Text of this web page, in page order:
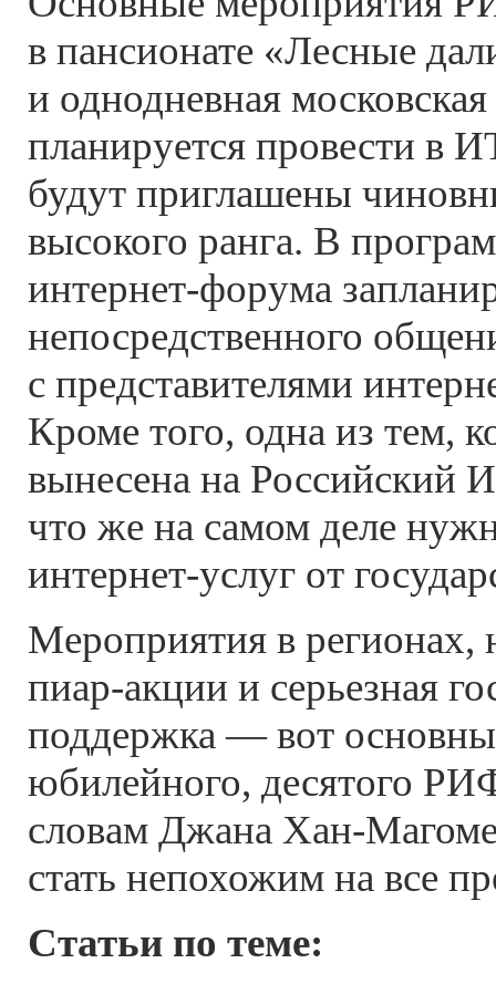
в пансионате «Лесные
и однодневная
планируется провести в
будут приглашены
высокого ранга. В
интернет-форума
непосредственного
с представителями
Кроме того, одна из тем,
вынесена на Российский
что же на самом деле
интернет-услуг от
Мероприятия в регионах,
пиар-акции и серьезная
поддержка — вот
юбилейного, десятого
словам Джана Хан-
стать непохожим на все
Статьи по теме: